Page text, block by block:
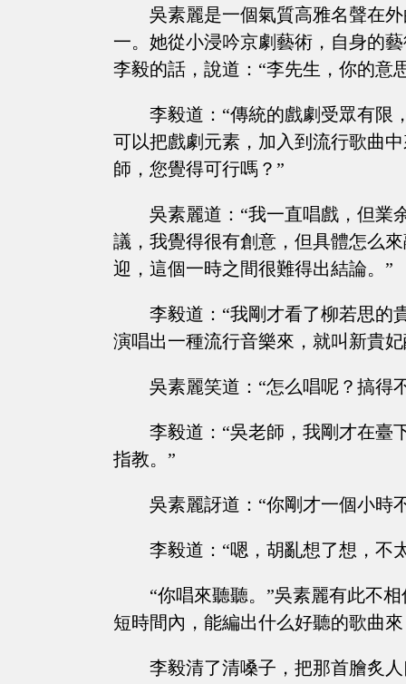
吳素麗是一個氣質高雅名聲在
一。她從小浸吟京劇藝術，自身的
李毅的話，說道：“李先生，你的意
李毅道：“傳統的戲劇受眾有限
可以把戲劇元素，加入到流行歌曲
師，您覺得可行嗎？”
吳素麗道：“我一直唱戲，但業
議，我覺得很有創意，但具體怎么
迎，這個一時之間很難得出結論。”
李毅道：“我剛才看了柳若思的
演唱出一種流行音樂來，就叫新貴
吳素麗笑道：“怎么唱呢？搞得
李毅道：“吳老師，我剛才在臺
指教。”
吳素麗訝道：“你剛才一個小時
李毅道：“嗯，胡亂想了想，不
“你唱來聽聽。”吳素麗有此不
短時間內，能編出什么好聽的歌曲
李毅清了清嗓子，把那首膾炙